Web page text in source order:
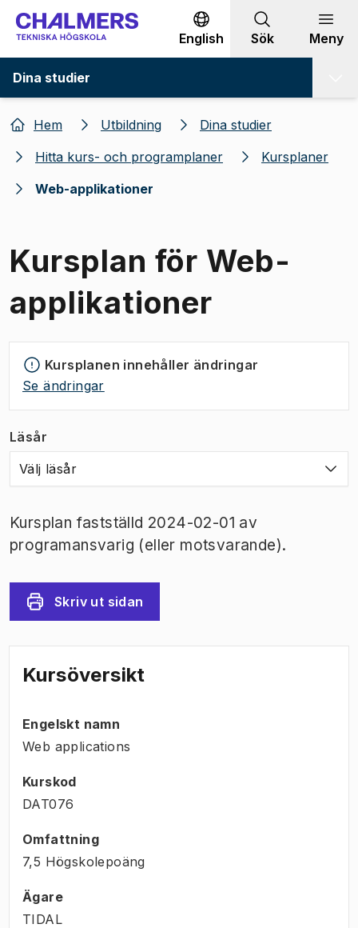
Gå till innehållet
English Sök Meny
Dina studier
Hem Utbildning
Dina studier
Hitta kurs- och programplaner
Kursplaner
Web-applikationer
Kursplan för Web-
applikationer
Kursplanen innehåller ändringar
Se ändringar
Läsår
Välj läsår
Kursplan fastställd 2024-02-01 av
programansvarig (eller motsvarande).
Skriv ut sidan
Kursöversikt
Engelskt namn
Web applications
Kurskod
DAT076
Omfattning
7,5 Högskolepoäng
Ägare
TIDAL